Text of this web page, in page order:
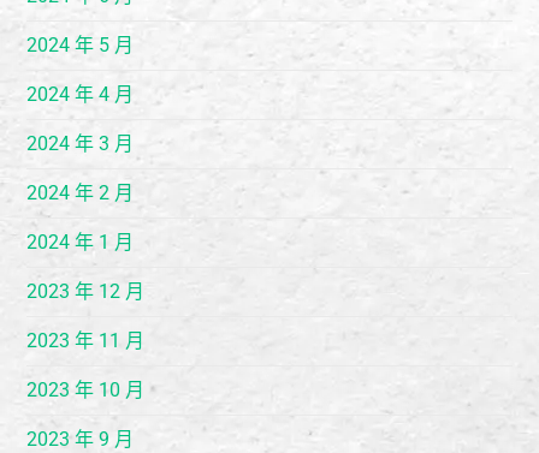
2024 年 5 月
2024 年 4 月
2024 年 3 月
2024 年 2 月
2024 年 1 月
2023 年 12 月
2023 年 11 月
2023 年 10 月
2023 年 9 月